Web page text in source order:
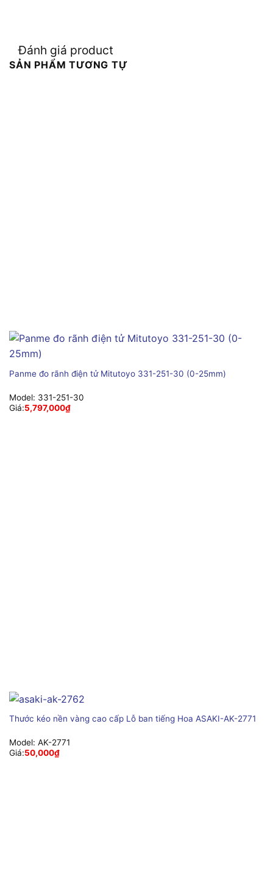
Đánh giá product
SẢN PHẨM TƯƠNG TỰ
Panme đo rãnh điện tử Mitutoyo 331-251-30 (0-25mm)
Model: 331-251-30
Giá:5,797,000₫
Thước kéo nền vàng cao cấp Lỗ ban tiếng Hoa ASAKI-AK-2771
Model: AK-2771
Giá:50,000₫